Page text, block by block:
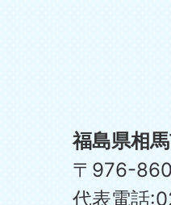
福島県相
〒976-
代表電話